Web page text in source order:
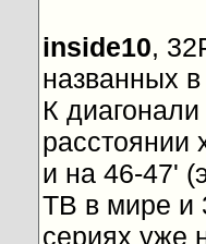
inside10,
названных
К
расстоянии
и на 46-47'
ТВ в мире и
сериях уже